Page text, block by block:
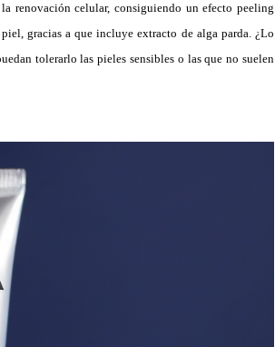
celular, consiguiendo un efecto peeling
gracias a que incluye extracto de alga parda. ¿Lo
tolerarlo las pieles sensibles o las que no suelen